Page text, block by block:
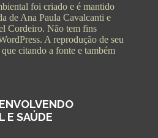
foi criado e é mantido
de Ana Paula Cavalcanti e
Cordeiro. Não tem fins
A reprodução de seu
citando a fonte e também
E SAÚDE